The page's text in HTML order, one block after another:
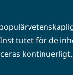
för de
kontinuerligt.